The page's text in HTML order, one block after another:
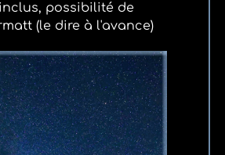
possibilité de
(le dire à l'avance)